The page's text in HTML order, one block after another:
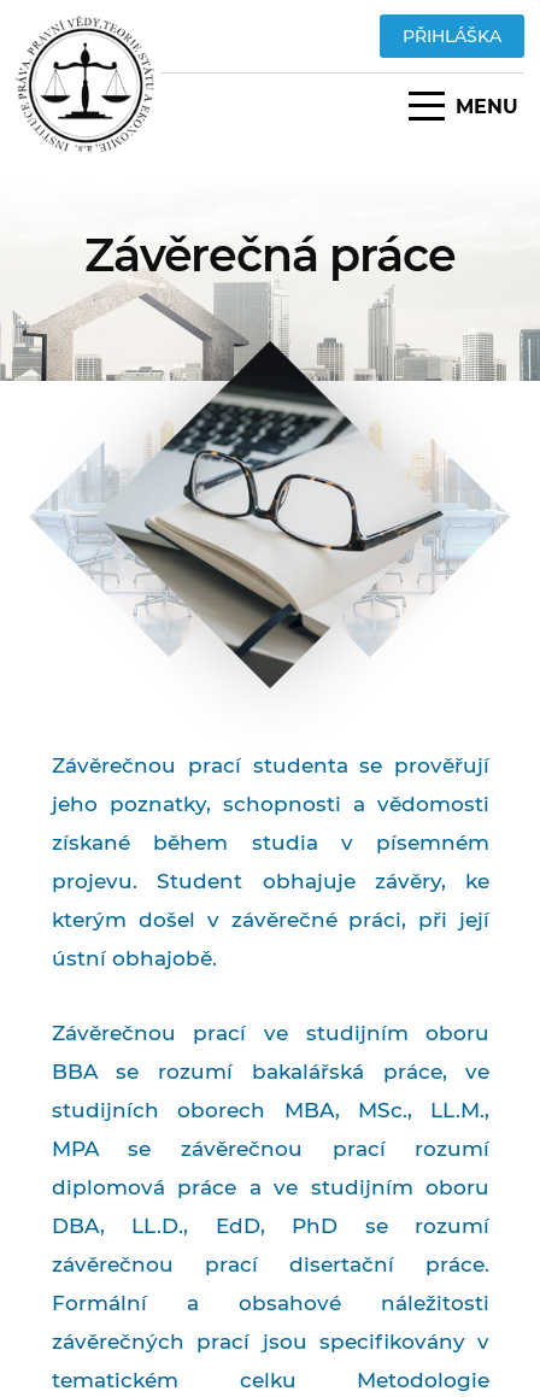
PŘIHLÁŠKA
MENU
Závěrečná práce
Závěrečnou prací studenta se prověřují
jeho poznatky, schopnosti a vědomosti
získané během studia v písemném
projevu. Student obhajuje závěry, ke
kterým došel v závěrečné práci, při její
ústní obhajobě.
Závěrečnou prací ve studijním oboru
BBA se rozumí bakalářská práce, ve
studijních oborech MBA, MSc., LL.M.,
MPA se závěrečnou prací rozumí
diplomová práce a ve studijním oboru
DBA, LL.D., EdD, PhD se rozumí
závěrečnou prací disertační práce.
Formální a obsahové náležitosti
závěrečných prací jsou specifikovány v
tematickém celku Metodologie